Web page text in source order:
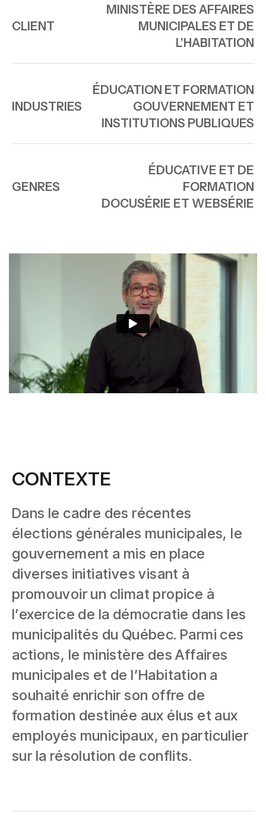
CLIENT
MINISTÈRE DES AFFAIRES
MUNICIPALES ET DE
L’HABITATION
INDUSTRIES
ÉDUCATION ET FORMATION
GOUVERNEMENT ET
INSTITUTIONS PUBLIQUES
GENRES
ÉDUCATIVE ET DE
FORMATION
DOCUSÉRIE ET WEBSÉRIE
CONTEXTE
Dans le cadre des récentes
élections générales municipales, le
gouvernement a mis en place
diverses initiatives visant à
promouvoir un climat propice à
l’exercice de la démocratie dans les
municipalités du Québec. Parmi ces
actions, le ministère des Affaires
municipales et de l’Habitation a
souhaité enrichir son offre de
formation destinée aux élus et aux
employés municipaux, en particulier
sur la résolution de conflits.